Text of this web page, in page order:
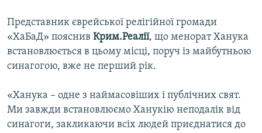
Представник єврейської релігійної громади
«ХаБаД» пояснив Крим.Реалії, що менорат Ханука
встановлюється в цьому місці, поруч із майбутньою
синагогою, вже не перший рік.
«Ханука – одне з наймасовіших і публічних свят.
Ми завжди встановлюємо Ханукію неподалік від
синагоги, закликаючи всіх людей приєднатися до